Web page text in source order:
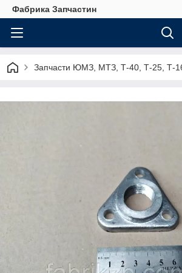
Фабрика Запчастин
Запчасти ЮМЗ, МТЗ, Т-40, Т-25, Т-